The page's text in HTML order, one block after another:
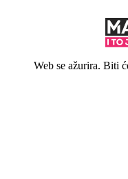
Web se ažurira. Biti